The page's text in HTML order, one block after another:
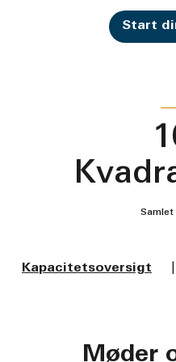
Start
Kapacitetsoversigt
Møder